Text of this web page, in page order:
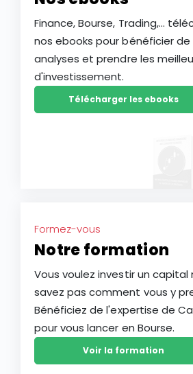
Finance, Bourse, Trading,...
nos ebooks pour bénéficier
analyses et prendre les
d'investissement.
Télécharger les ebooks
Formez-vous
Notre formation
Vous voulez investir un capital
savez pas comment vous y
Bénéficiez de l'expertise de
pour vous lancer en Bourse.
Voir la formation